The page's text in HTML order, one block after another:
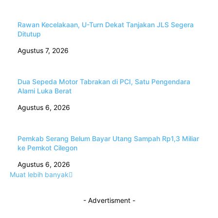
Rawan Kecelakaan, U-Turn Dekat Tanjakan JLS Segera
Ditutup
Agustus 7, 2026
Dua Sepeda Motor Tabrakan di PCI, Satu Pengendara
Alami Luka Berat
Agustus 6, 2026
Pemkab Serang Belum Bayar Utang Sampah Rp1,3 Miliar
ke Pemkot Cilegon
Agustus 6, 2026
Muat lebih banyak
- Advertisment -